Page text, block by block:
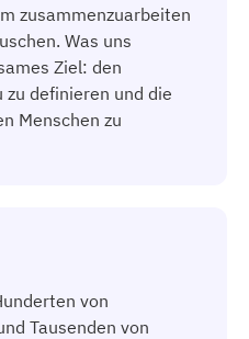
zusammenzuarbeiten
Was uns
Ziel: den
zu definieren und die
Menschen zu
von
Tausenden von